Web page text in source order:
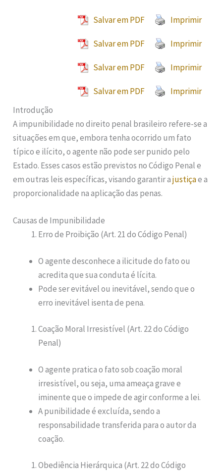
Salvar em PDF Imprimir
Salvar em PDF Imprimir
Salvar em PDF Imprimir
Salvar em PDF
Imprimir
Introdução
A impunibilidade no direito penal brasileiro refere-se a
situações em que, embora tenha ocorrido um fato
típico e ilícito, o agente não pode ser punido pelo
Estado. Esses casos estão previstos no Código Penal e
em outras leis específicas, visando garantir ajustiçae a
proporcionalidade na aplicação das penas.
Causas de Impunibilidade
Erro de Proibição (Art. 21 do Código Penal)
O agente desconhece a ilicitude do fato ou
acredita que sua conduta é lícita.
Pode ser evitável ou inevitável, sendo que o
erro inevitável isenta de pena.
Coação Moral Irresistível (Art. 22 do Código
Penal)
O agente pratica o fato sob coação moral
irresistível, ou seja, uma ameaça grave e
iminente que o impede de agir conforme a lei.
A punibilidade é excluída, sendo a
responsabilidade transferida para o autor da
coação.
Obediência Hierárquica (Art. 22 do Código